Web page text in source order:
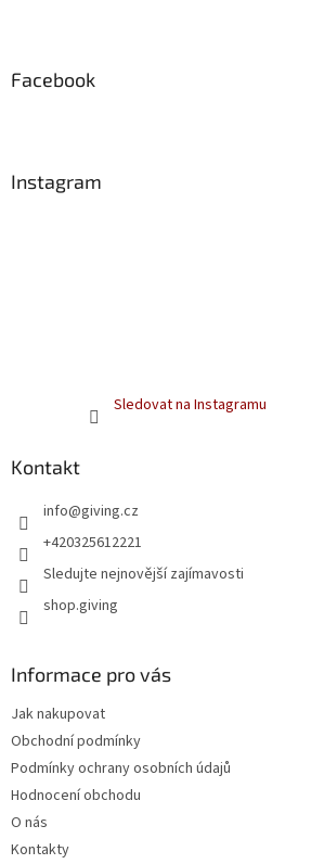
Facebook
Instagram
Sledovat na Instagramu
Kontakt
info@giving.cz
+420325612221
Sledujte nejnovější zajímavosti
shop.giving
Informace pro vás
Jak nakupovat
Obchodní podmínky
Podmínky ochrany osobních údajů
Hodnocení obchodu
O nás
Kontakty